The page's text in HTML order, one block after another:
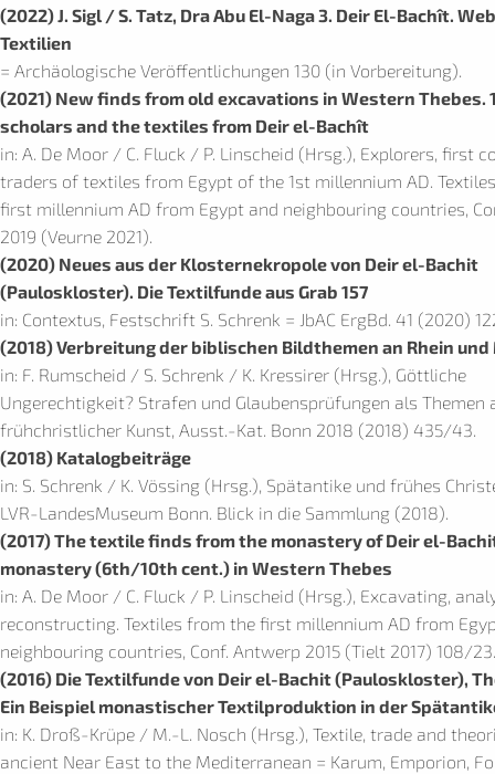
(2022) J. Sigl / S. Tatz, Dra Abu El-Naga 3. Deir El-Bachît.
Textilien
= Archäologische Veröffentlichungen 130 (in Vorbereitung).
(2021) New finds from old excavations in Western Thebes.
scholars and the textiles from Deir el-Bachît
in: A. De Moor / C. Fluck / P. Linscheid (Hrsg.), Explorers, first
traders of textiles from Egypt of the 1st millennium AD.
first millennium AD from Egypt and neighbouring countries,
2019 (Veurne 2021).
(2020) Neues aus der Klosternekropole von Deir el-Bachit
(Pauloskloster). Die Textilfunde aus Grab 157
in: Contextus, Festschrift S. Schrenk = JbAC ErgBd. 41 (2020)
(2018) Verbreitung der biblischen Bildthemen an Rhein und
in: F. Rumscheid / S. Schrenk / K. Kressirer (Hrsg.), Göttliche
Ungerechtigkeit? Strafen und Glaubensprüfungen als Themen
frühchristlicher Kunst, Ausst.-Kat. Bonn 2018 (2018) 435/43.
(2018) Katalogbeiträge
in: S. Schrenk / K. Vössing (Hrsg.), Spätantike und frühes
LVR-LandesMuseum Bonn. Blick in die Sammlung (2018).
(2017) The textile finds from the monastery of Deir el-
monastery (6th/10th cent.) in Western Thebes
in: A. De Moor / C. Fluck / P. Linscheid (Hrsg.), Excavating,
reconstructing. Textiles from the first millennium AD from
neighbouring countries, Conf. Antwerp 2015 (Tielt 2017) 108/23.
(2016) Die Textilfunde von Deir el-Bachit (Pauloskloster),
Ein Beispiel monastischer Textilproduktion in der
in: K. Droß-Krüpe / M.-L. Nosch (Hrsg.), Textile, trade and
ancient Near East to the Mediterranean = Karum, Emporion,